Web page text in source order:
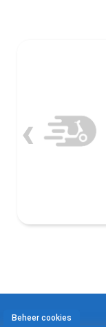
‹
Beheer cookies